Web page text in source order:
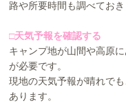
路や所要時間も調べておき
□天気予報を確認する
キャンプ地が山間や高原
が必要です。
現地の天気予報が晴れで
あります。